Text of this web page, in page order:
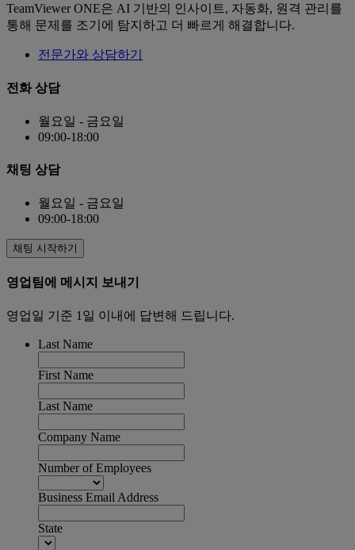
TeamViewer ONE은 AI 기반의 인사이트, 자동화, 원격 관리를
통해 문제를 조기에 탐지하고 더 빠르게 해결합니다.
전문가와 상담하기
전화 상담
월요일 - 금요일
09:00-18:00
채팅 상담
월요일 - 금요일
09:00-18:00
채팅 시작하기
영업팀에 메시지 보내기
영업일 기준 1일 이내에 답변해 드립니다.
Last Name
First Name
Last Name
Company Name
Number of Employees
Business Email Address
State